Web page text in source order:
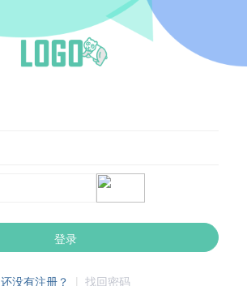
登录
还没有注册？ | 找回密码